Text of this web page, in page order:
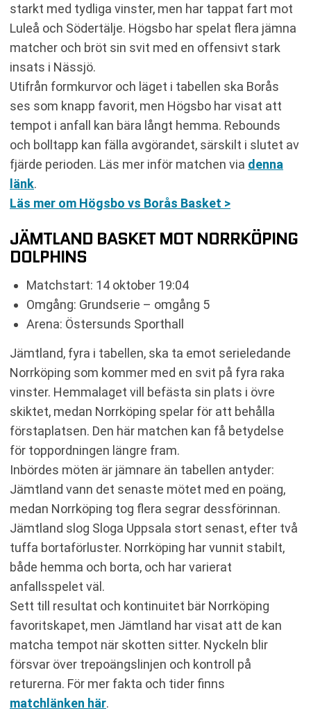
starkt med tydliga vinster, men har tappat fart mot
Luleå och Södertälje. Högsbo har spelat flera jämna
matcher och bröt sin svit med en offensivt stark
insats i Nässjö.
Utifrån formkurvor och läget i tabellen ska Borås
ses som knapp favorit, men Högsbo har visat att
tempot i anfall kan bära långt hemma. Rebounds
och bolltapp kan fälla avgörandet, särskilt i slutet av
fjärde perioden. Läs mer inför matchen via denna
länk.
Läs mer om Högsbo vs Borås Basket >
JÄMTLAND BASKET MOT NORRKÖPING
DOLPHINS
Matchstart: 14 oktober 19:04
Omgång: Grundserie – omgång 5
Arena: Östersunds Sporthall
Jämtland, fyra i tabellen, ska ta emot serieledande
Norrköping som kommer med en svit på fyra raka
vinster. Hemmalaget vill befästa sin plats i övre
skiktet, medan Norrköping spelar för att behålla
förstaplatsen. Den här matchen kan få betydelse
för toppordningen längre fram.
Inbördes möten är jämnare än tabellen antyder:
Jämtland vann det senaste mötet med en poäng,
medan Norrköping tog flera segrar dessförinnan.
Jämtland slog Sloga Uppsala stort senast, efter två
tuffa bortaförluster. Norrköping har vunnit stabilt,
både hemma och borta, och har varierat
anfallsspelet väl.
Sett till resultat och kontinuitet bär Norrköping
favoritskapet, men Jämtland har visat att de kan
matcha tempot när skotten sitter. Nyckeln blir
försvar över trepoängslinjen och kontroll på
returerna. För mer fakta och tider finns
matchlänken här.